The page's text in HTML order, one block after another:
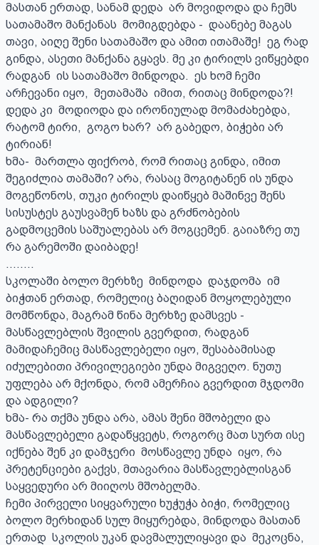
მასთან ერთად, სანამ დედა  არ მოვიდოდა და ჩემს
სათამაშო მანქანას  მომიგდებდა -  დაანებე მაგას
თავი, აიღე შენი სათამაშო და ამით ითამაშე!  ეგ რად
გინდა, ასეთი მანქანა გყავს. მე კი ტირილს ვიწყებდი
რადგან  ის სათამაშო მინდოდა.  ეს ხომ ჩემი
არჩევანი იყო,  მეთამაშა  იმით, რითაც მინდოდა?!
დედა კი  მოდიოდა და ირონიულად მომაძახებდა,
რატომ ტირი,  გოგო ხარ?  არ გაბედო, ბიჭები არ
ტირიან!
ხმა-  მართლა ფიქრობ, რომ რითაც გინდა, იმით
შეგიძლია თამაში? არა, რასაც მოგიტანენ ის უნდა
მოგეწონოს, თუკი ტირილს დაიწყებ მაშინვე შენს
სისუსტეს გაუსვამენ ხაზს და გრძნობების
გადმოცემის საშუალებას არ მოგცემენ. გაიაზრე თუ
რა გარემოში დაიბადე!
........
სკოლაში ბოლო მერხზე  მინდოდა  დაჯდომა  იმ
ბიჭთან ერთად, რომელიც ბაღიდან მოყოლებული
მომწონდა, მაგრამ წინა მერხზე დამსვეს -
მასწავლებლის შვილის გვერდით, რადგან
მამიდაჩემიც მასწავლებელი იყო, შესაბამისად
იძულებითი პრივილეგიები უნდა მიგვეღო. ნუთუ
უფლება არ მქონდა, რომ ამერჩია გვერდით მჯდომი
და ადგილი?
ხმა- რა თქმა უნდა არა, ამას შენი მშობელი და
მასწავლებელი გადაწყვეტს, როგორც მათ სურთ ისე
იქნება შენ კი დამჯერი  მოსწავლე უნდა  იყო, რა
პრეტენციები გაქვს, მთავარია მასწავლებლისგან
საყვედური არ მიიღოს მშობელმა.
ჩემი პირველი სიყვარული ხუჭუჭა ბიჭი, რომელიც
ბოლო მერხიდან სულ მიყურებდა, მინდოდა მასთან
ერთად  სკოლის უკან დავმალულიყავი და  მეკოცნა,